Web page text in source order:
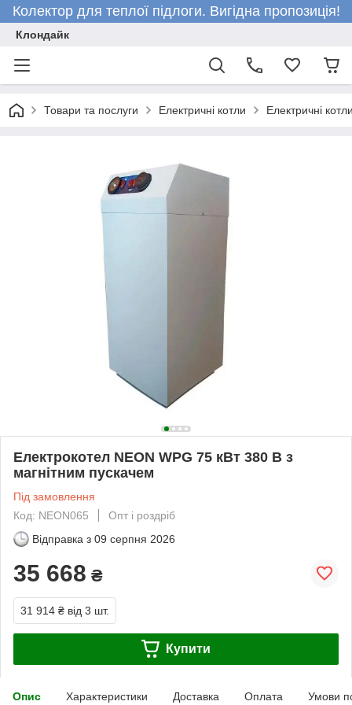
Колектор для теплої підлоги. Вигідна пропозиція!
Клондайк
Товари та послуги Електричні котли Електричні
Електрокотел NEON WPG 75 кВт 380 В з
магнітним пускачем
Під замовлення
Код: NEON065
Опт і роздріб
Відправка з 09 серпня 2026
35 668 ₴
31 914 ₴ від 3 шт.
Купити
Опис Характеристики Доставка Оплата Умови